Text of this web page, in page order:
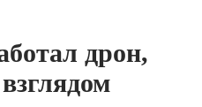
дрон,